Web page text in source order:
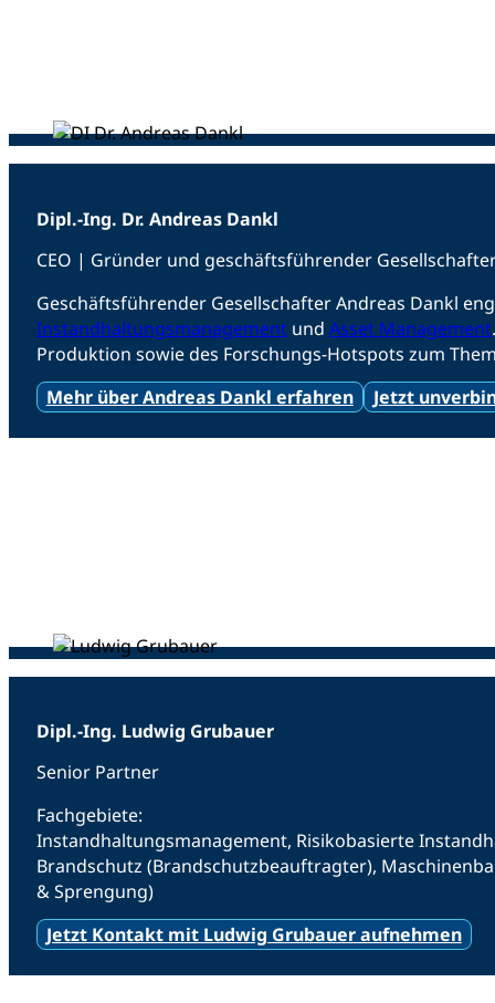
Dipl.-Ing. Dr. Andreas Dankl
CEO | Gründer und geschäftsführender
Geschäftsführender Gesellschafter Andreas Dankl
Instandhaltungsmanagementund Asset Management
Produktion sowie des Forschungs-Hotspots zum
Mehr über Andreas Dankl erfahren
Jetzt
Dipl.-Ing. Ludwig Grubauer
Senior Partner
Fachgebiete:
Instandhaltungsmanagement, Risikobasierte
Brandschutz (Brandschutzbeauftragter),
& Sprengung)
Jetzt Kontakt mit Ludwig Grubauer aufnehmen